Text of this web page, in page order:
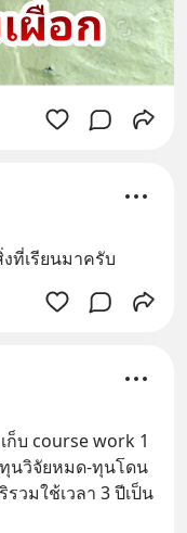
ที่เรียนมาครับ
ก็บ course work 1
นวิจัยหมด-ทุนโดน
วมใช้เวลา 3 ปีเป็น